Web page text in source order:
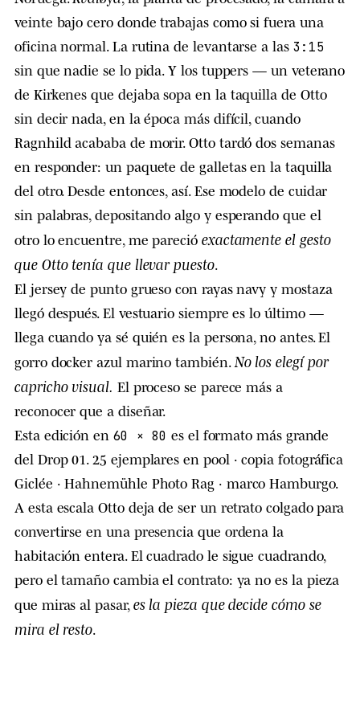
veinte bajo cero donde trabajas como si fuera una
oficina normal. La rutina de levantarse a las 3:15
sin que nadie se lo pida. Y los tuppers — un veterano
de Kirkenes que dejaba sopa en la taquilla de Otto
sin decir nada, en la época más difícil, cuando
Ragnhild acababa de morir. Otto tardó dos semanas
en responder: un paquete de galletas en la taquilla
del otro. Desde entonces, así. Ese modelo de cuidar
sin palabras, depositando algo y esperando que el
otro lo encuentre, me pareció exactamente el gesto
que Otto tenía que llevar puesto.
El jersey de punto grueso con rayas navy y mostaza
llegó después. El vestuario siempre es lo último —
llega cuando ya sé quién es la persona, no antes. El
gorro docker azul marino también. No los elegí por
capricho visual. El proceso se parece más a
reconocer que a diseñar.
Esta edición en 60 × 80 es el formato más grande
del Drop 01. 25 ejemplares en pool · copia fotográfica
Giclée · Hahnemühle Photo Rag · marco Hamburgo.
A esta escala Otto deja de ser un retrato colgado para
convertirse en una presencia que ordena la
habitación entera. El cuadrado le sigue cuadrando,
pero el tamaño cambia el contrato: ya no es la pieza
que miras al pasar, es la pieza que decide cómo se
mira el resto.